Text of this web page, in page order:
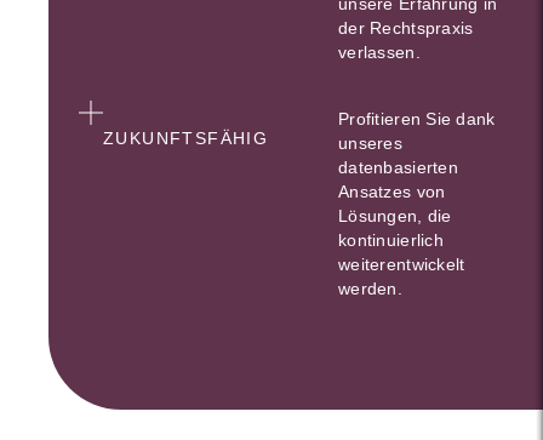
unsere Erfahrung in
der Rechtspraxis
verlassen.
ZUKUNFTSFÄHIG
Profitieren Sie dank
unseres
datenbasierten
Ansatzes von
Lösungen, die
kontinuierlich
weiterentwickelt
werden.